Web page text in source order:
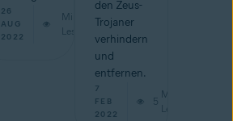
26
AUG
2022
Min.
Lesestoff
den Zeus-
Trojaner
verhindern
und
entfernen.
7
FEB
2022
5
Min.
Lesestoff